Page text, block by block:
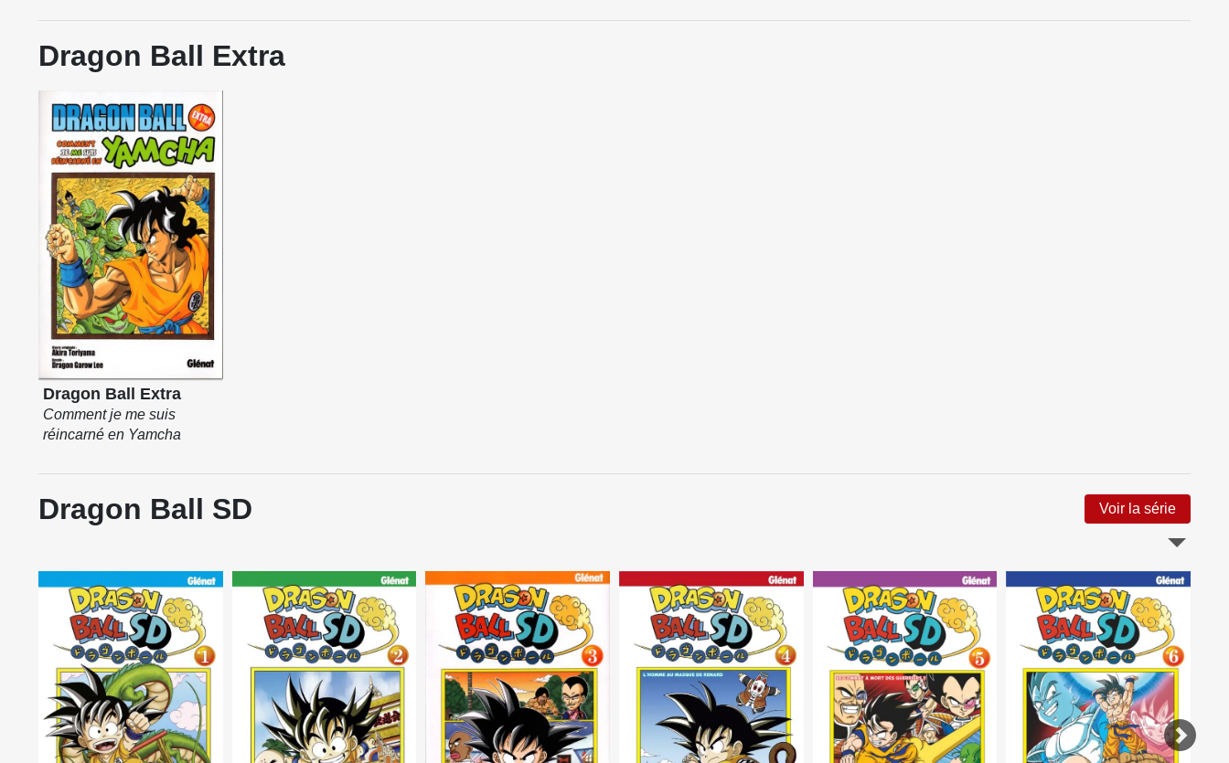
Dragon Ball Extra
Dragon Ball Extra
Comment je me suis
réincarné en Yamcha
Dragon Ball SD Voir la série